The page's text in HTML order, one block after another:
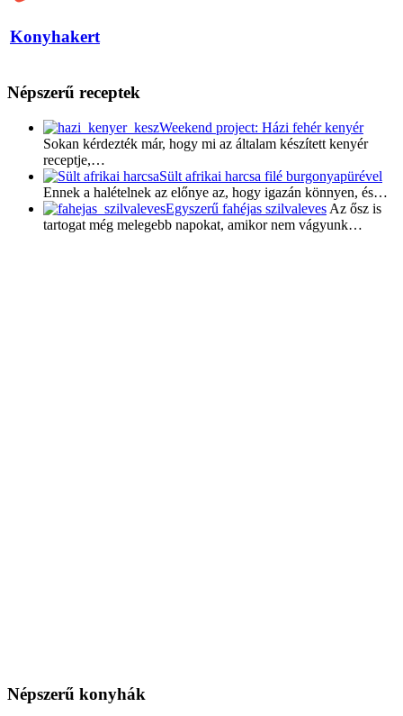
Konyhakert
Népszerű receptek
Weekend project: Házi fehér kenyér
Sokan kérdezték már, hogy mi az általam készített kenyér
receptje,…
Sült afrikai harcsa filé burgonyapürével
Ennek a halételnek az előnye az, hogy igazán könnyen, és…
Egyszerű fahéjas szilvaleves Az ősz is
tartogat még melegebb napokat, amikor nem vágyunk…
Népszerű konyhák